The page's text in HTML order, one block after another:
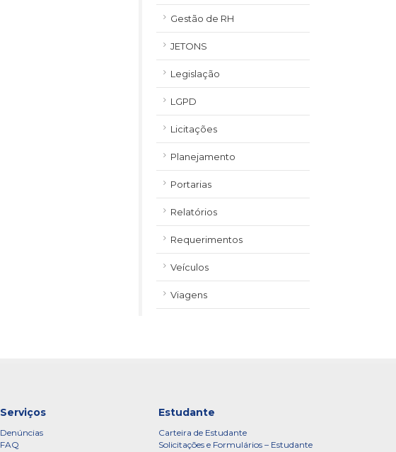
Gestão de RH
JETONS
Legislação
LGPD
Licitações
Planejamento
Portarias
Relatórios
Requerimentos
Veículos
Viagens
Serviços
Denúncias
FAQ
Estudante
Carteira de Estudante
Solicitações e Formulários – Estudante